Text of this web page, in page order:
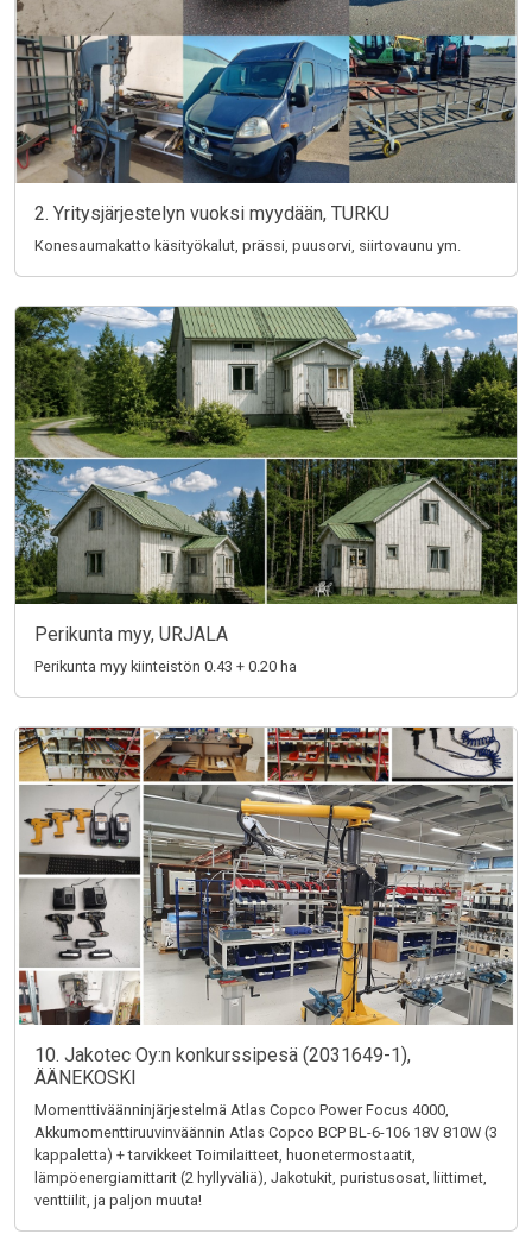
2. Yritysjärjestelyn vuoksi myydään, TURKU
Konesaumakatto käsityökalut, prässi, puusorvi, siirtovaunu ym.
Perikunta myy, URJALA
Perikunta myy kiinteistön 0.43 + 0.20 ha
10. Jakotec Oy:n konkurssipesä (2031649-1),
ÄÄNEKOSKI
Momenttiväänninjärjestelmä Atlas Copco Power Focus 4000,
Akkumomenttiruuvinväännin Atlas Copco BCP BL-6-106 18V 810W (3
kappaletta) + tarvikkeet Toimilaitteet, huonetermostaatit,
lämpöenergiamittarit (2 hyllyväliä), Jakotukit, puristusosat, liittimet,
venttiilit, ja paljon muuta!